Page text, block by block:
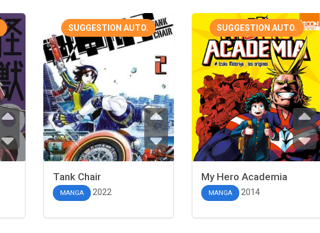
SUGGESTION AUTO.
Tank Chair
MANGA 2022
SUGGESTION AUTO.
My Hero Academia
MANGA 2014